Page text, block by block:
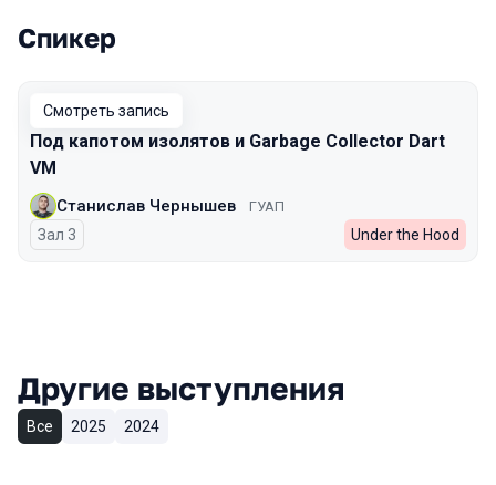
Выступления в сезоне 2026 Spring
Спикер
Смотреть запись
Под капотом изолятов и Garbage Collector Dart
VM
Станислав Чернышев ГУАП
Зал 3 Under the Hood
Другие выступления
Все 2025 2024